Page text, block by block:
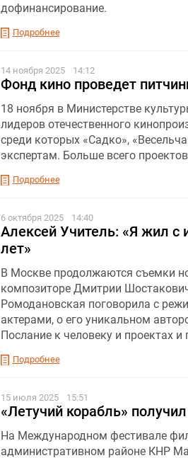
дофинансирование.
Подробнее
14 ноября 2025 14:12
Фонд кино проведет
18 ноября в Министерстве
лидеров отечественного
среди которых «Садко»,
экспертам. Больше всего
Подробнее
6 октября 2025 14:40
Алексей Учитель: «Я жил с
лет»
В Москве продолжаются съемки
композиторе Дмитрии
Ромодановская поговорила с
актерами, о его уникальном
Послание к человеку и проектах
Подробнее
15 июля 2025 15:51
«Летучий корабль»
На Международном фестивале
административном районе КНР